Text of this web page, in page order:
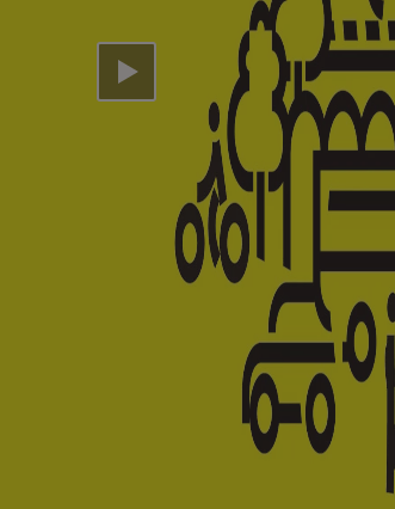
Video abspielen